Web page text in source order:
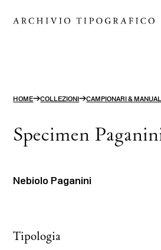
Store
HOME→COLLEZIONI→CAMPIONARI &
Specimen
Nebiolo Paganini
Tipologia